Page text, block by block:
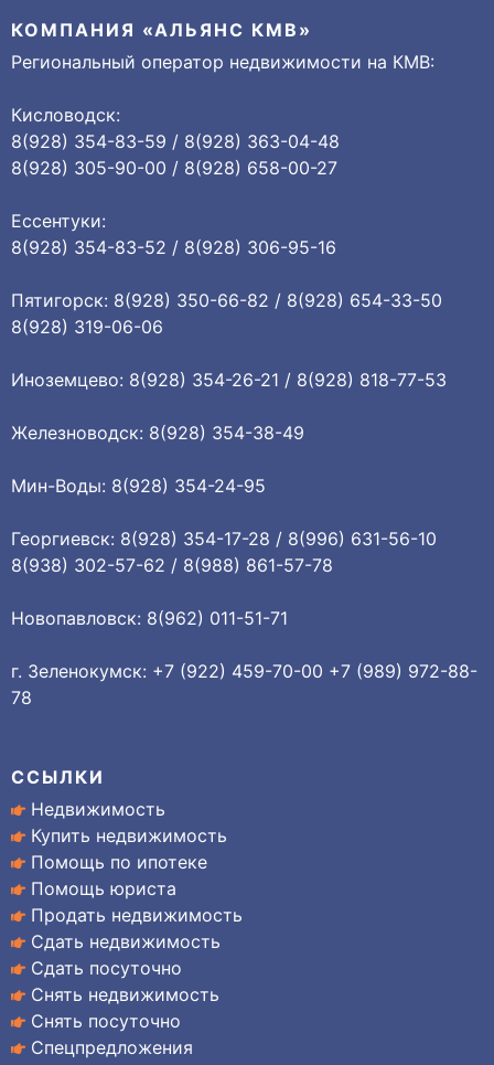
КОМПАНИЯ «АЛЬЯНС КМВ»
Региональный оператор недвижимости на КМВ:
Кисловодск:
8(928) 354-83-59 / 8(928) 363-04-48
8(928) 305-90-00 / 8(928) 658-00-27
Ессентуки:
8(928) 354-83-52 / 8(928) 306-95-16
Пятигорск: 8(928) 350-66-82 / 8(928) 654-33-50
8(928) 319-06-06
Иноземцево: 8(928) 354-26-21 / 8(928) 818-77-53
Железноводск: 8(928) 354-38-49
Мин-Воды: 8(928) 354-24-95
Георгиевск: 8(928) 354-17-28 / 8(996) 631-56-10
8(938) 302-57-62 / 8(988) 861-57-78
Новопавловск: 8(962) 011-51-71
г. Зеленокумск: +7 (922) 459-70-00 +7 (989) 972-88-
78
ССЫЛКИ
Недвижимость
Купить недвижимость
Помощь по ипотеке
Помощь юриста
Продать недвижимость
Сдать недвижимость
Сдать посуточно
Снять недвижимость
Снять посуточно
Спецпредложения